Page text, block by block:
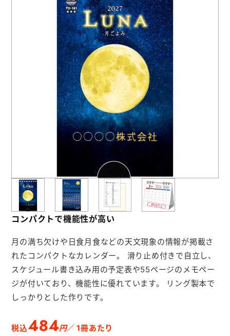
スタッフ紹介
お役立ち情報
よくあるご質問
会社概要 お問い合わせ
ポケットティッシュ本舗
カレンダー本舗
カイロ本舗
ボックスティッシュ本舗
メモ帳本舗
クリアファイル本舗
うちわ本舗
コンパクトで機能性が高い
月の満ち欠けや日食月食などの天文現象の情報が掲載さ
れたコンパクトなカレンダー。 滑り止め付きで自立し、
スケジュール書き込み用の予定表や55ページのメモペー
ジが付いており、機能性に優れています。 リング製本で
しっかりとした作りです。
税込484円／ 1冊あたり